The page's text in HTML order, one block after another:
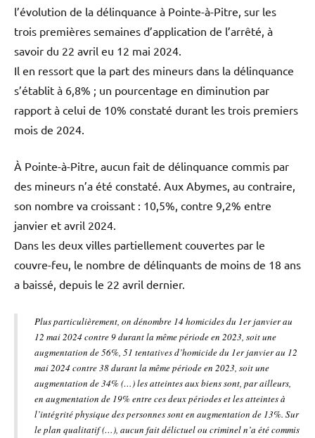
l’évolution de la délinquance à Pointe-à-Pitre, sur les
trois premières semaines d’application de l’arrêté, à
savoir du 22 avril eu 12 mai 2024.
Il en ressort que la part des mineurs dans la délinquance
s’établit à 6,8% ; un pourcentage en diminution par
rapport à celui de 10% constaté durant les trois premiers
mois de 2024.
À Pointe-à-Pitre, aucun fait de délinquance commis par
des mineurs n’a été constaté. Aux Abymes, au contraire,
son nombre va croissant : 10,5%, contre 9,2% entre
janvier et avril 2024.
Dans les deux villes partiellement couvertes par le
couvre-feu, le nombre de délinquants de moins de 18 ans
a baissé, depuis le 22 avril dernier.
Plus particulièrement, on dénombre 14 homicides du 1er janvier au
12 mai 2024 contre 9 durant la même période en 2023, soit une
augmentation de 56%, 51 tentatives d’homicide du 1er janvier au 12
mai 2024 contre 38 durant la même période en 2023, soit une
augmentation de 34% (…) les atteintes aux biens sont, par ailleurs,
en augmentation de 19% entre ces deux périodes et les atteintes à
l’intégrité physique des personnes sont en augmentation de 13%. Sur
le plan qualitatif (…), aucun fait délictuel ou criminel n’a été commis